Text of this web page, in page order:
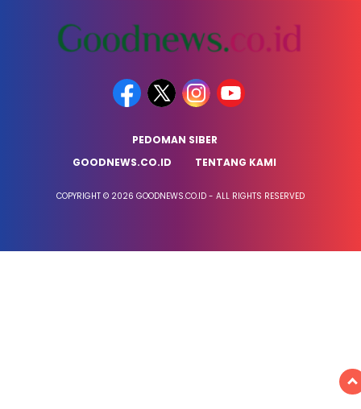
PEDOMAN SIBER
GOODNEWS.CO.ID
TENTANG KAMI
COPYRIGHT © 2026 GOODNEWS.CO.ID - ALL RIGHTS RESERVED